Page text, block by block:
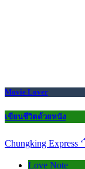
Movie Lover
เขียนชีวิตด้วยหนัง
Chungking
Love Note